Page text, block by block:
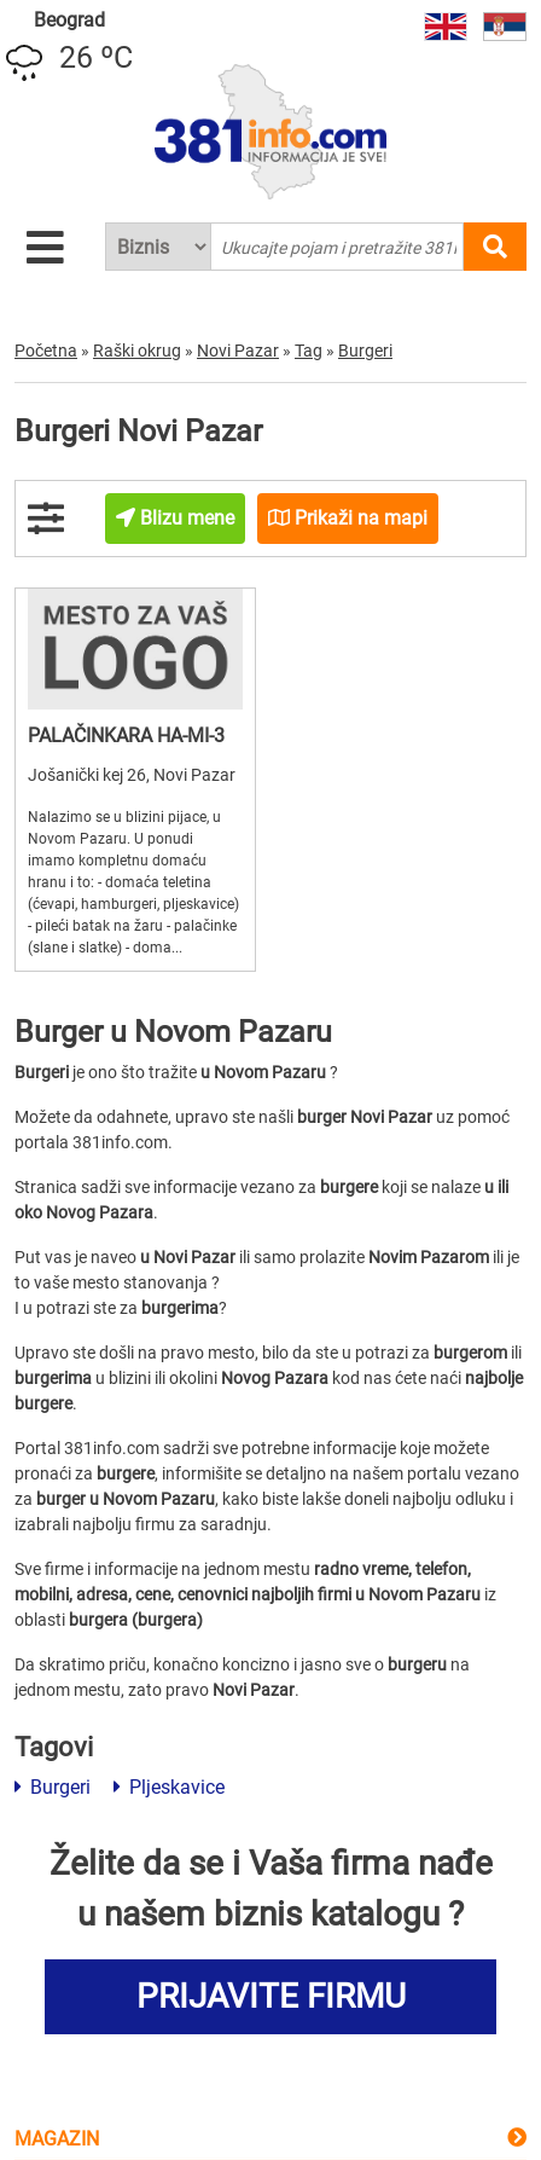
Beograd
26 ºC
Početna » Raški okrug » Novi Pazar » Tag » Burgeri
Burgeri Novi Pazar
Blizu mene Prikaži na mapi
PALAČINKARA HA-MI-3
Jošanički kej 26, Novi Pazar
Nalazimo se u blizini pijace, u
Novom Pazaru. U ponudi
imamo kompletnu domaću
hranu i to: - domaća teletina
(ćevapi, hamburgeri, pljeskavice)
- pileći batak na žaru - palačinke
(slane i slatke) - doma...
Burger u Novom Pazaru
Burgeri je ono što tražite u Novom Pazaru?
Možete da odahnete, upravo ste našli burger Novi Pazar uz pomoć
portala 381info.com.
Stranica sadži sve informacije vezano za burgerekoji se nalaze u ili
oko Novog Pazara.
Put vas je naveo u Novi Pazar ili samo prolazite Novim Pazarom ili je
to vaše mesto stanovanja ?
I u potrazi ste za burgerima?
Upravo ste došli na pravo mesto, bilo da ste u potrazi za burgerom ili
burgerima u blizini ili okolini Novog Pazara kod nas ćete naći najbolje
burgere.
Portal 381info.com sadrži sve potrebne informacije koje možete
pronaći za burgere, informišite se detaljno na našem portalu vezano
za burger u Novom Pazaru, kako biste lakše doneli najbolju odluku i
izabrali najbolju firmu za saradnju.
Sve firme i informacije na jednom mestu radno vreme, telefon,
mobilni, adresa, cene, cenovnici najboljih firmi u Novom Pazaru iz
oblasti burgera (burgera)
Da skratimo priču, konačno koncizno i jasno sve o burgeru na
jednom mestu, zato pravo Novi Pazar.
Tagovi
Burgeri Pljeskavice
Želite da se i Vaša firma nađe
u našem biznis katalogu ?
PRIJAVITE FIRMU
MAGAZIN